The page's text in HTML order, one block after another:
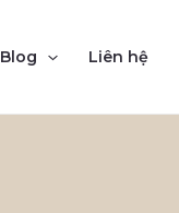
Blog Liên hệ